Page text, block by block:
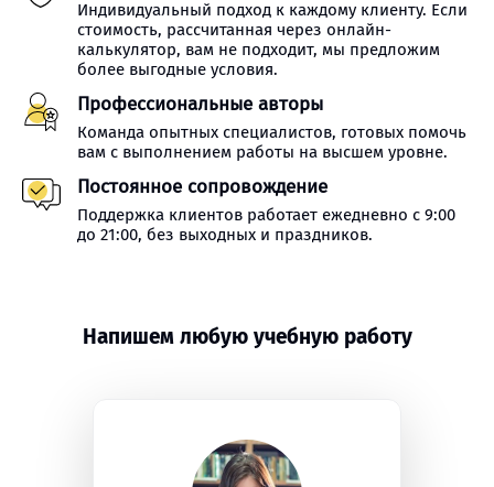
Индивидуальный подход к каждому клиенту. Если
стоимость, рассчитанная через онлайн-
калькулятор, вам не подходит, мы предложим
более выгодные условия.
Профессиональные авторы
Команда опытных специалистов, готовых помочь
вам с выполнением работы на высшем уровне.
Постоянное сопровождение
Поддержка клиентов работает ежедневно с 9:00
до 21:00, без выходных и праздников.
Напишем любую учебную работу